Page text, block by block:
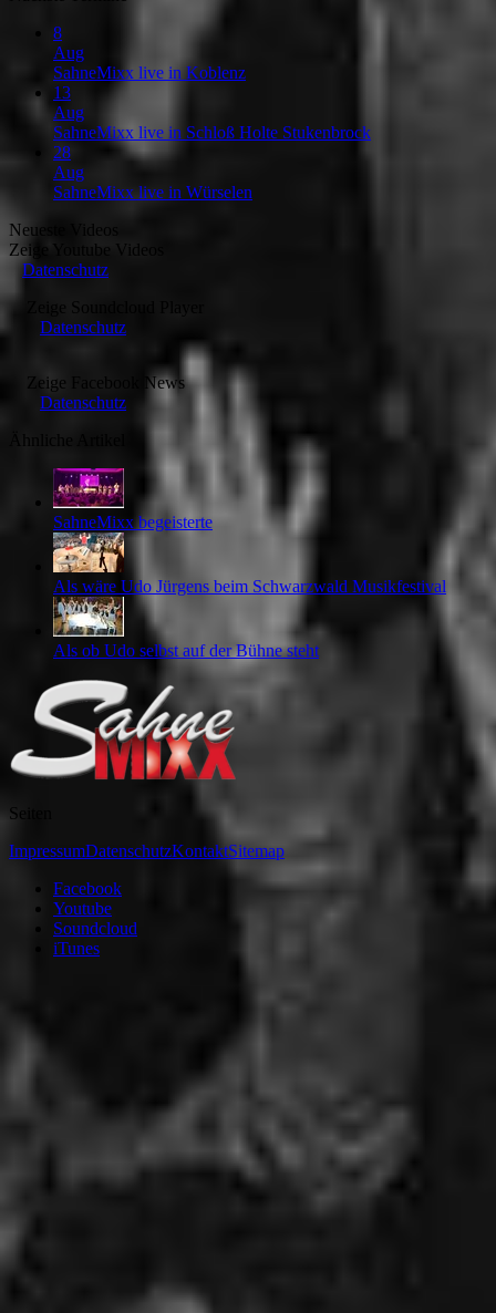
8
Aug
SahneMixx live in Koblenz
13
Aug
SahneMixx live in Schloß Holte Stukenbrock
28
Aug
SahneMixx live in Würselen
Neueste Videos
Zeige
Youtube Videos
Datenschutz
Datenschutz
Zeige Facebook News
Datenschutz
SahneMixx begeisterte
Als wäre Udo Jürgens beim Schwarzwald Musikfestival
Als ob Udo selbst auf der Bühne steht
Seiten
ImpressumDatenschutzKontaktSitemap
Facebook
Youtube
Soundcloud
iTunes